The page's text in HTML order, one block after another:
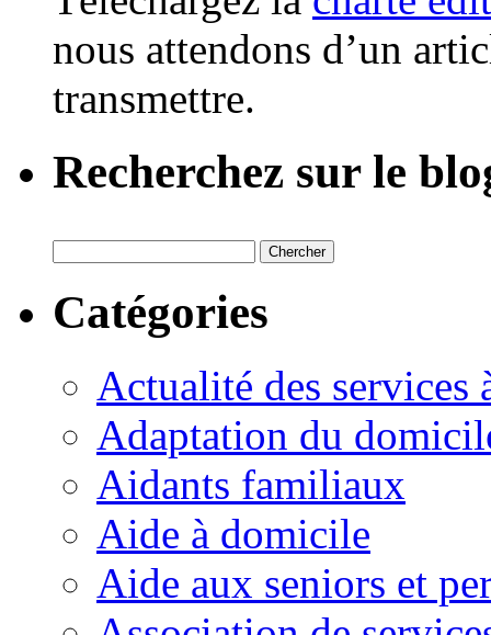
nous attendons d’un
transmettre.
Recherchez sur le
Catégories
Actualité des services
Adaptation du
Aidants familiaux
Aide à domicile
Aide aux seniors et